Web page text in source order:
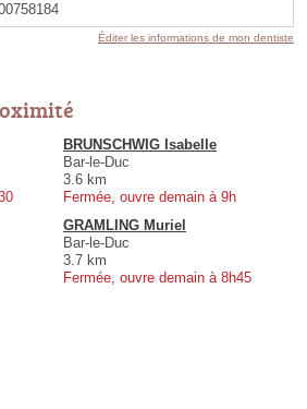
Éditer les informations de mon dentiste
BRUNSCHWIG Isabelle
Bar-le-Duc
3.6 km
Fermée, ouvre demain à 9h
GRAMLING Muriel
Bar-le-Duc
3.7 km
Fermée, ouvre demain à 8h45